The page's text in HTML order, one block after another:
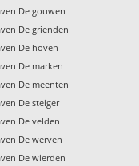
De gouwen
De grienden
De hoven
De marken
De meenten
De steiger
De velden
De werven
De wierden